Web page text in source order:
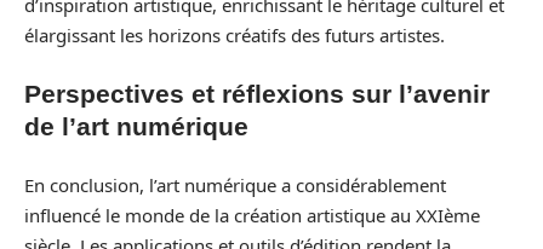
élargissant les horizons créatifs des futurs artistes.
Perspectives et réflexions sur l’avenir
de l’art numérique
En conclusion, l’art numérique a considérablement
influencé le monde de la création artistique au XXIème